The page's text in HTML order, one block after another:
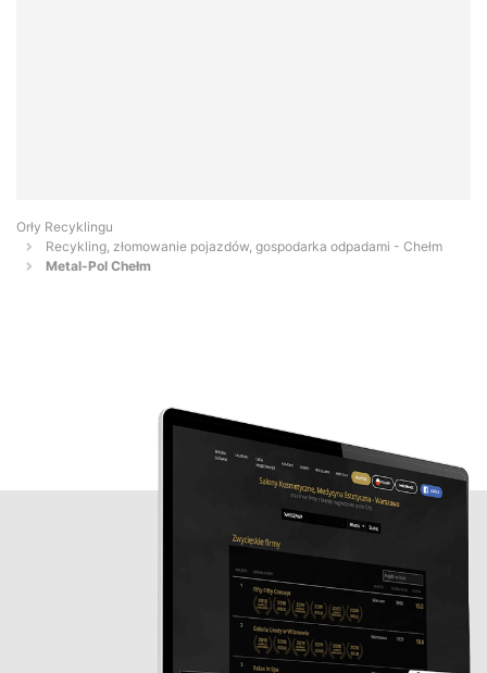
Orły Recyklingu
Recykling, złomowanie pojazdów, gospodarka odpadami - Chełm
Metal-Pol Chełm